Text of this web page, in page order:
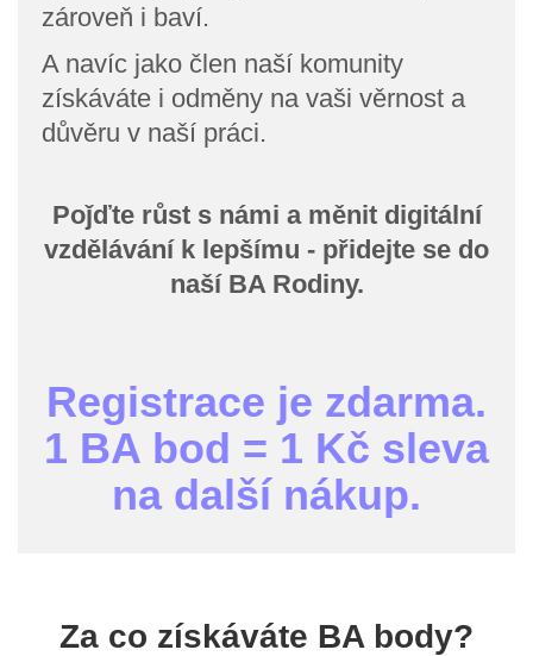
zároveň i baví.
A navíc jako člen naší komunity
získáváte i odměny na vaši věrnost a
důvěru v naší práci.
Poǰďte růst s námi a měnit digitální
vzdělávání k lepšímu - přidejte se do
naší BA Rodiny.
Registrace je zdarma.
1 BA bod = 1 Kč sleva
na další nákup.
Za co získáváte BA body?